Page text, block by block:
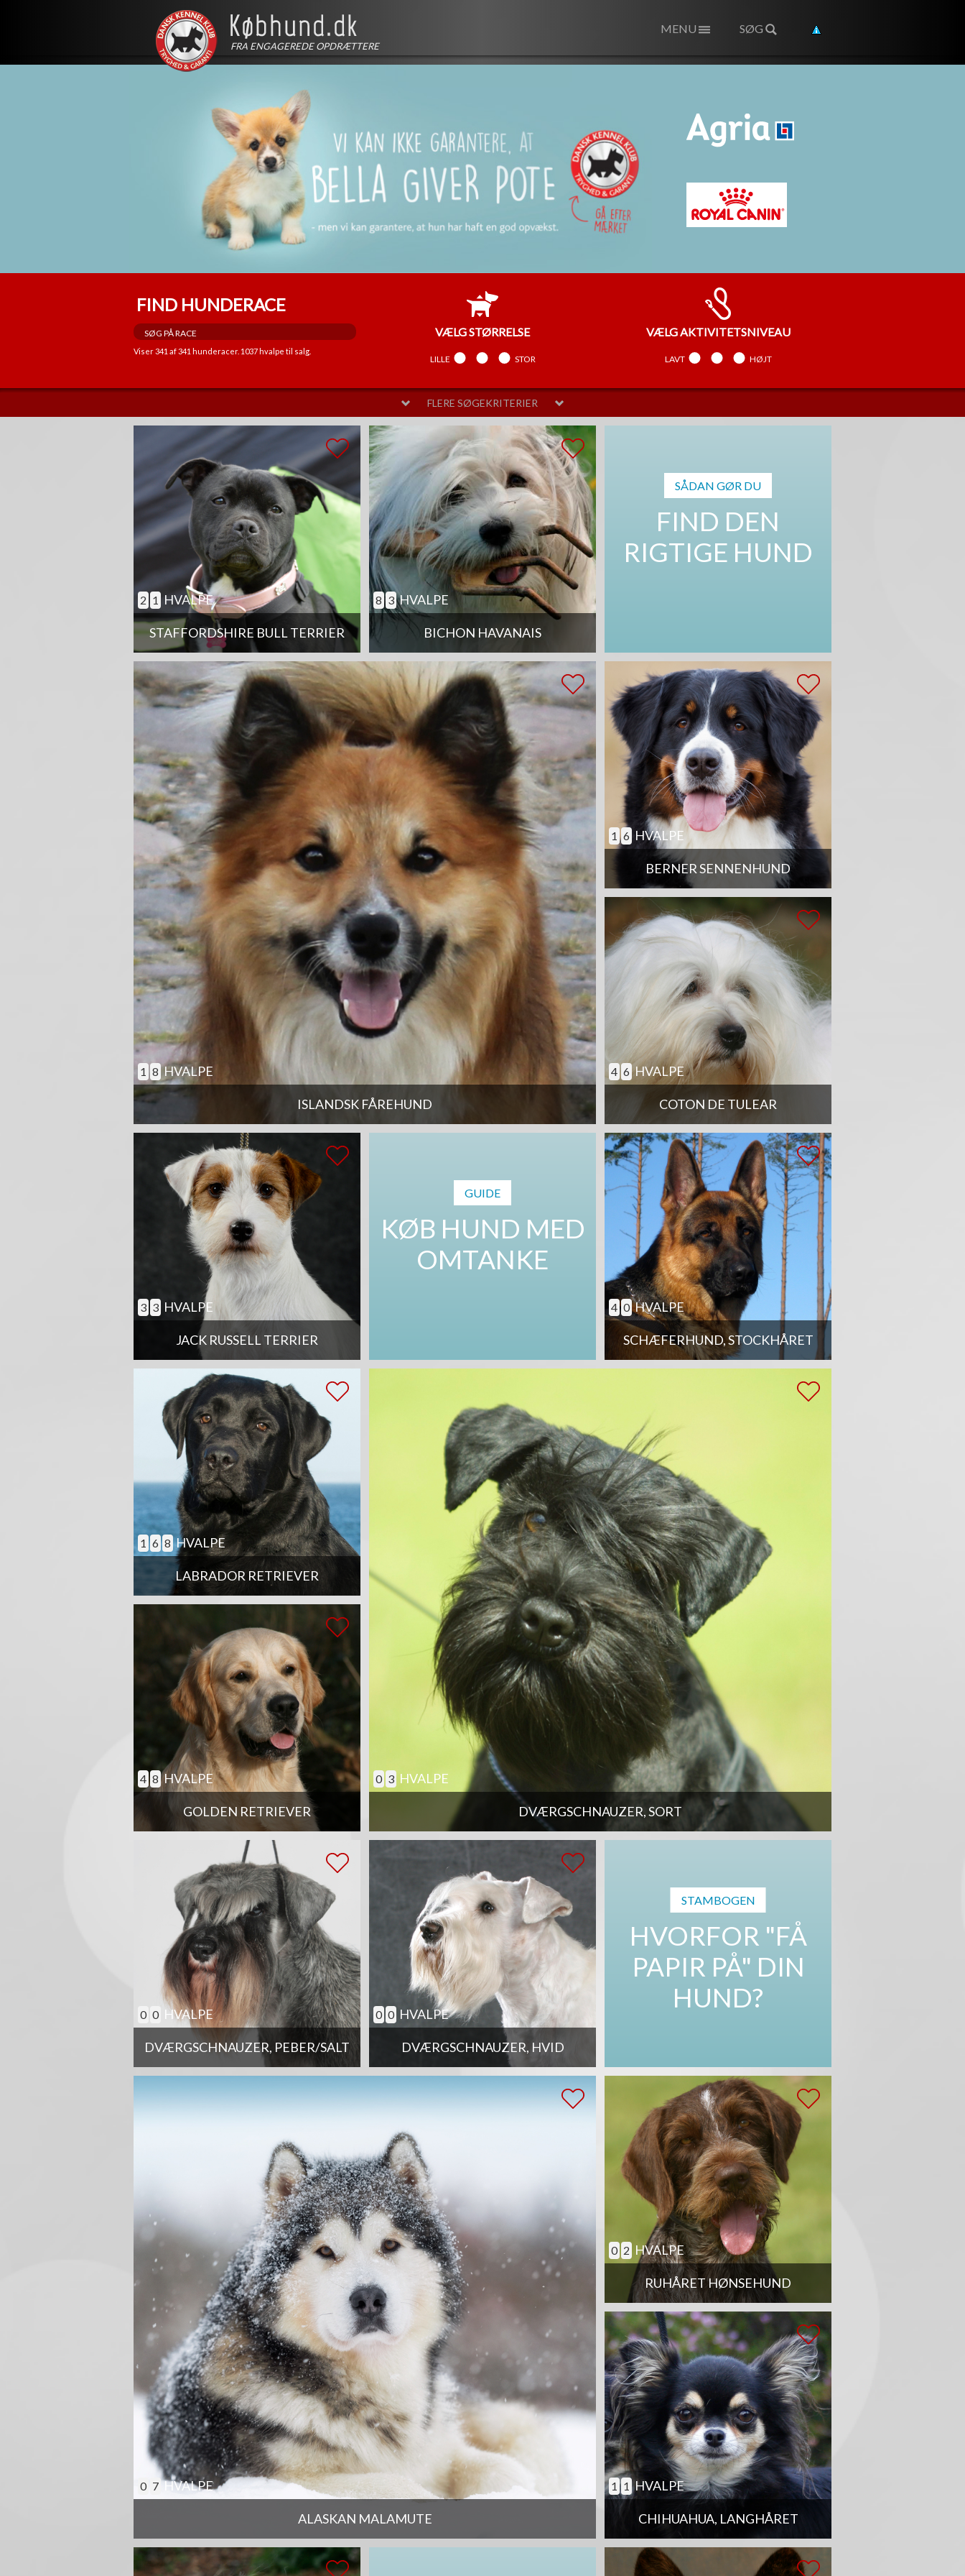
FRA ENGAGEREDE OPDRÆTTERE
SØG
MENU
FIND HUNDERACE
Viser341 af341 hunderacer. 1037hvalpe til salg.
VÆLGSTØRRELSE
LILLE MELLEM STOR
VÆLGAKTIVITETSNIVEAU
LAVT MELLEM HØJT
VÆLGPELSPLEJE
LIDT MELLEM MEGET SAMARBEJDENDE MELLEM SELVSTÆNDIG
GOD TIL AGILITY
GOD TIL ÆLDRE
BØRNEVENLIG
JAGTHUND
BRUGSHUND
GØR SJÆLDENT
FLERE SØGEKRITERIER
STAFFORDSHIRE BULL TERRIER
2 1 HVALPE
BICHON HAVANAIS
8 3 HVALPE
SÅDAN GØR DU
FIND DEN
RIGTIGE HUND
ISLANDSK FÅREHUND
1 8 HVALPE
BERNER SENNENHUND
1 6 HVALPE
COTON DE TULEAR
4 6 HVALPE
JACK RUSSELL TERRIER
3 3 HVALPE
GUIDE
KØB HUND MED
OMTANKE
SCHÆFERHUND, STOCKHÅRET
4 0 HVALPE
LABRADOR RETRIEVER
1 6 8 HVALPE
GOLDEN RETRIEVER
4 8 HVALPE
DVÆRGSCHNAUZER, SORT
0 3 HVALPE
DVÆRGSCHNAUZER, PEBER/SALT
0 0 HVALPE
DVÆRGSCHNAUZER, HVID
0 0 HVALPE
STAMBOGEN
HVORFOR "FÅ
PAPIR PÅ" DIN
HUND?
ALASKAN MALAMUTE
0 7 HVALPE
RUHÅRET HØNSEHUND
0 2 HVALPE
CHIHUAHUA, LANGHÅRET
1 1 HVALPE